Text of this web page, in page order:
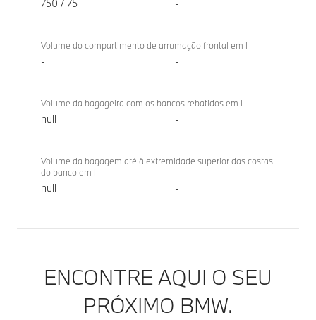
750 / 75 -
Volume do compartimento de arrumação frontal em l
- -
Volume da bagageira com os bancos rebatidos em l
null -
Volume da bagagem até à extremidade superior das costas
do banco em l
null -
ENCONTRE AQUI O SEU
PRÓXIMO BMW.